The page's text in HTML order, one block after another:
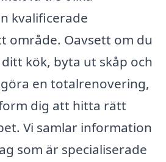
kvalificerade
område. Oavsett om du
kök, byta ut skåp och
en totalrenovering,
dig att hitta rätt
Vi samlar information
som är specialiserade